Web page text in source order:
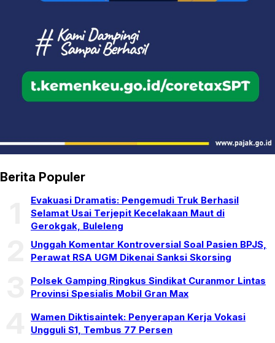
Berita Populer
Evakuasi Dramatis: Pengemudi Truk Berhasil
Selamat Usai Terjepit Kecelakaan Maut di
Gerokgak, Buleleng
Unggah Komentar Kontroversial Soal Pasien BPJS,
Perawat RSA UGM Dikenai Sanksi Skorsing
Polsek Gamping Ringkus Sindikat Curanmor Lintas
Provinsi Spesialis Mobil Gran Max
Wamen Diktisaintek: Penyerapan Kerja Vokasi
Ungguli S1, Tembus 77 Persen